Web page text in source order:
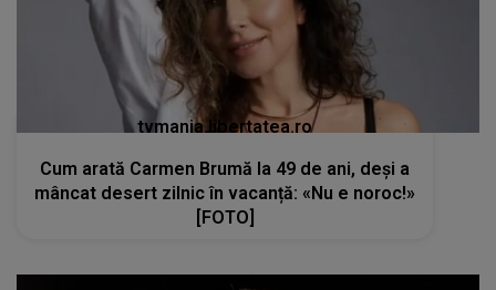
tvmania.libertatea.ro
Cum arată Carmen Brumă la 49 de ani, deși a
mâncat desert zilnic în vacanță: «Nu e noroc!»
[FOTO]